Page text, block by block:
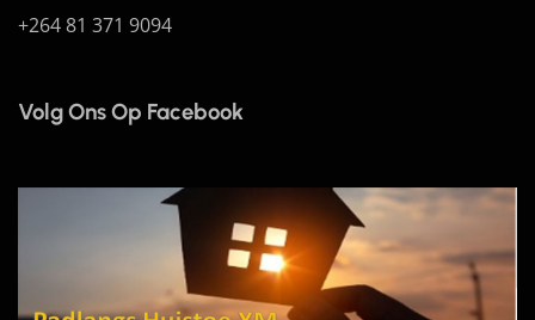
+264 81 371 9094
Volg Ons Op Facebook